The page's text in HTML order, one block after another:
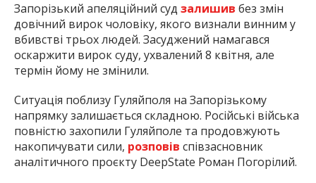
Запорізький апеляційний суд залишив без змін
довічний вирок чоловіку, якого визнали винним у
вбивстві трьох людей. Засуджений намагався
оскаржити вирок суду, ухвалений 8 квітня, але
термін йому не змінили.
Ситуація поблизу Гуляйполя на Запорізькому
напрямку залишається складною. Російські війська
повністю захопили Гуляйполе та продовжують
накопичувати сили, розповів співзасновник
аналітичного проєкту DeepState Роман Погорілий.